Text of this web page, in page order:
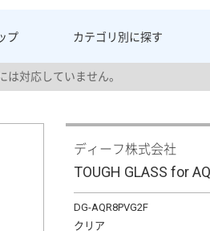
プ カテゴリ別に探す
対応していません。
ディーフ株式会社
TOUGH GLASS for
DG-AQR8PVG2F
クリア